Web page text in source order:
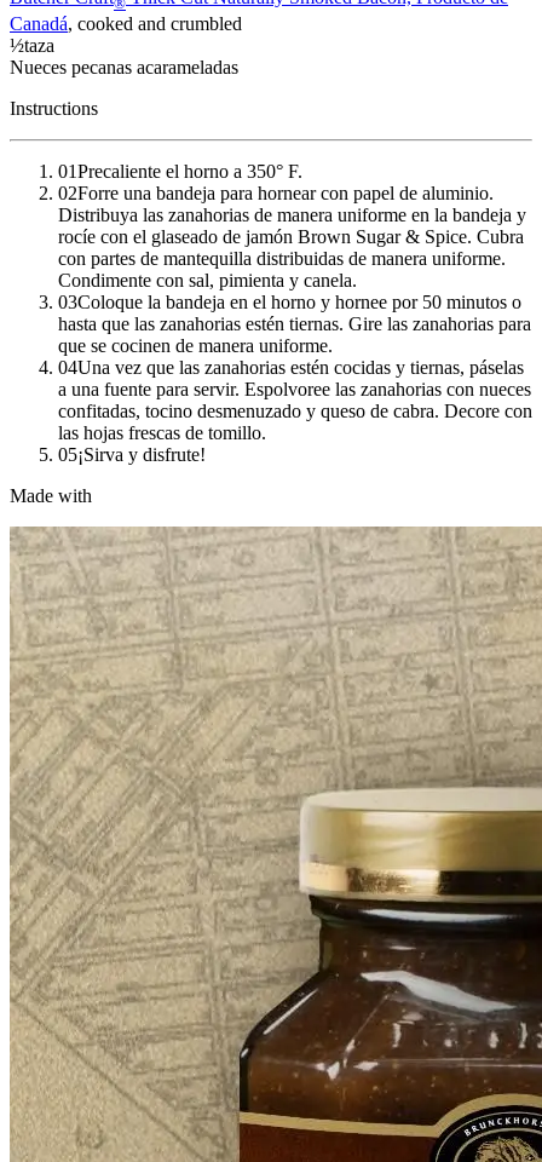
Canadá, cooked and crumbled
½taza
Nueces pecanas acarameladas
Instructions
01Precaliente el horno a 350° F.
02Forre una bandeja para hornear con papel de aluminio.
Distribuya las zanahorias de manera uniforme en la bandeja y
rocíe con el glaseado de jamón Brown Sugar & Spice. Cubra
con partes de mantequilla distribuidas de manera uniforme.
Condimente con sal, pimienta y canela.
03Coloque la bandeja en el horno y hornee por 50 minutos o
hasta que las zanahorias estén tiernas. Gire las zanahorias para
que se cocinen de manera uniforme.
04Una vez que las zanahorias estén cocidas y tiernas, páselas
a una fuente para servir. Espolvoree las zanahorias con nueces
confitadas, tocino desmenuzado y queso de cabra. Decore con
las hojas frescas de tomillo.
05¡Sirva y disfrute!
Made with